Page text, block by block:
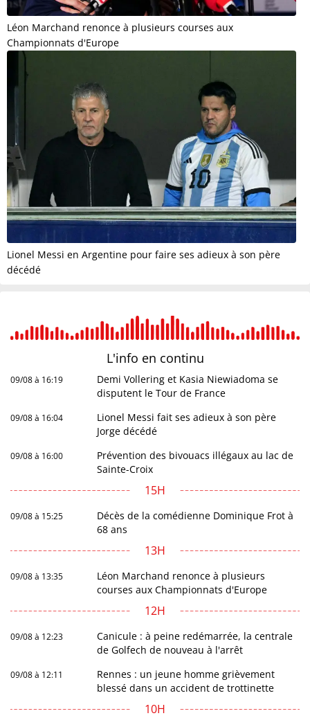
Léon Marchand renonce à plusieurs courses aux
Championnats d'Europe
Lionel Messi en Argentine pour faire ses adieux à son père
décédé
L'info en continu
09/08 à 16:19
Demi Vollering et Kasia Niewiadoma se
disputent le Tour de France
09/08 à 16:04
Lionel Messi fait ses adieux à son père
Jorge décédé
09/08 à 16:00
Prévention des bivouacs illégaux au lac de
Sainte-Croix
15H
09/08 à 15:25
Décès de la comédienne Dominique Frot à
68 ans
13H
09/08 à 13:35
Léon Marchand renonce à plusieurs
courses aux Championnats d'Europe
12H
09/08 à 12:23
Canicule : à peine redémarrée, la centrale
de Golfech de nouveau à l'arrêt
09/08 à 12:11
Rennes : un jeune homme grièvement
blessé dans un accident de trottinette
10H